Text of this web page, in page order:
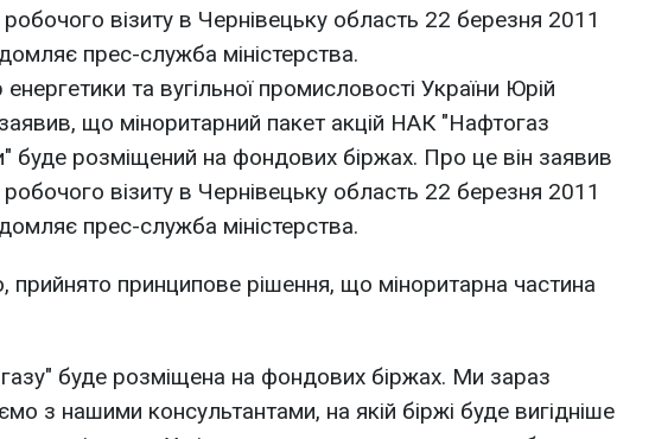
робочого візиту в Чернівецьку область 22 березня 2011
прес-служба міністерства.
енергетики та вугільної промисловості України Юрій
що міноритарний пакет акцій НАК "Нафтогаз
буде розміщений на фондових біржах. Про це він заявив
робочого візиту в Чернівецьку область 22 березня 2011
прес-служба міністерства.
прийнято принципове рішення, що міноритарна частина
буде розміщена на фондових біржах. Ми зараз
з нашими консультантами, на якій біржі буде вигідніше